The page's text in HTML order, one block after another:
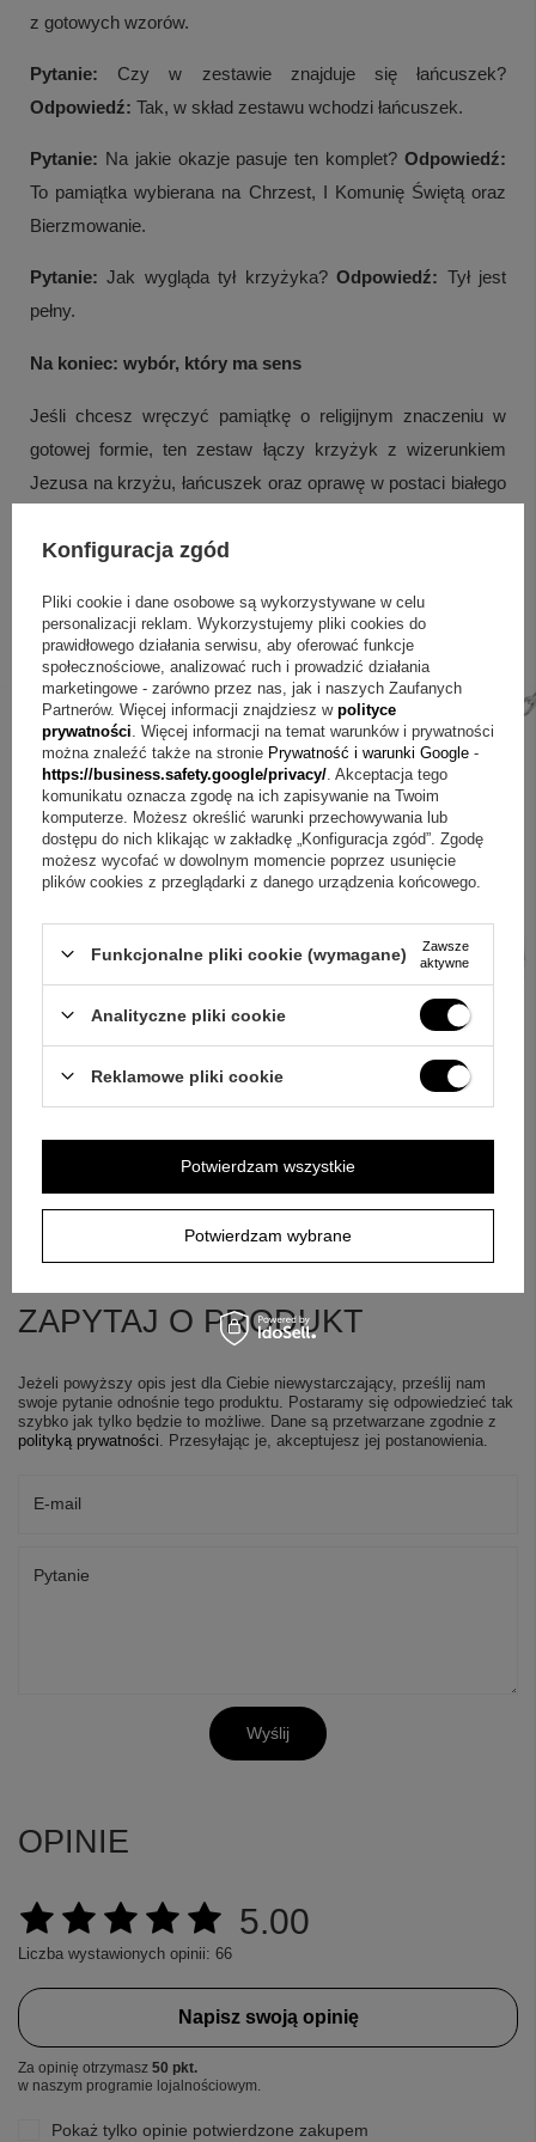
z gotowych wzorów.
Pytanie: Czy w zestawie znajduje się łańcuszek?
Odpowiedź: Tak, w skład zestawu wchodzi łańcuszek.
Pytanie: Na jakie okazje pasuje ten komplet? Odpowiedź:
To pamiątka wybierana na Chrzest, I Komunię Świętą oraz
Bierzmowanie.
Pytanie: Jak wygląda tył krzyżyka?Odpowiedź: Tył jest
pełny.
Na koniec: wybór, który ma sens
Jeśli chcesz wręczyć pamiątkę o religijnym znaczeniu w
gotowej formie, ten zestaw łączy krzyżyk z wizerunkiem
Jezusa na krzyżu, łańcuszek oraz oprawę w postaci białego
prezent z konkretną osobą i dniem, a tabliczka daje miejsce
przygotować spójną pamiątkę, która będzie kojarzyć się ze
szczęściem i powodzeniem także długo po uroczystości.
ZAPYTAJ O PRODUKT
Jeżeli powyższy opis jest dla Ciebie niewystarczający, prześlij nam
swoje pytanie odnośnie tego produktu. Postaramy się odpowiedzieć tak
szybko jak tylko będzie to możliwe. Dane są przetwarzane zgodnie z
polityką prywatności . Przesyłając je, akceptujesz jej postanowienia.
E-mail
Pytanie
Wyślij
OPINIE
5.00
Liczba wystawionych opinii: 66
Napisz swoją opinię
Za opinię otrzymasz 50 pkt.
w naszym programie lojalnościowym.
Pokaż tylko opinie potwierdzone zakupem
Konfiguracja zgód
Pliki cookie i dane osobowe są wykorzystywane w celu
personalizacji reklam. Wykorzystujemy pliki cookies do
prawidłowego działania serwisu, aby oferować funkcje
społecznościowe, analizować ruch i prowadzić działania
marketingowe - zarówno przez nas, jak i naszych Zaufanych
Partnerów. Więcej informacji znajdziesz w polityce
prywatności . Więcej informacji na temat warunków i prywatności
można znaleźć także na stronie Prywatność i warunki Google -
https://business.safety.google/privacy/ . Akceptacja tego
komunikatu oznacza zgodę na ich zapisywanie na Twoim
komputerze. Możesz określić warunki przechowywania lub
dostępu do nich klikając w zakładkę „Konfiguracja zgód”. Zgodę
możesz wycofać w dowolnym momencie poprzez usunięcie
plików cookies z przeglądarki z danego urządzenia końcowego.
Funkcjonalne pliki cookie (wymagane)
Zawsze
aktywne
Analityczne pliki cookie
Reklamowe pliki cookie
Potwierdzam wybrane
Potwierdzam wszystkie